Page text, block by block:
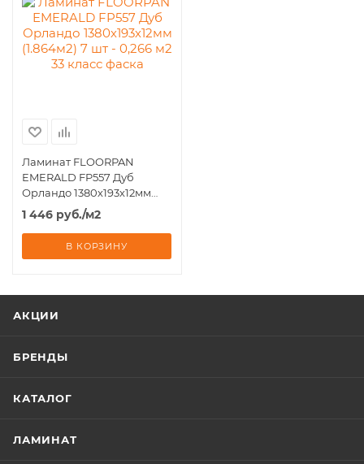
Ламинат FLOORPAN
EMERALD FP557 Дуб
Орландо 1380х193х12мм
(1.864м2) 7 шт - 0,266 м2 33
класс фаска
1 446 руб./м2
В КОРЗИНУ
АКЦИИ
БРЕНДЫ
КАТАЛОГ
ЛАМИНАТ